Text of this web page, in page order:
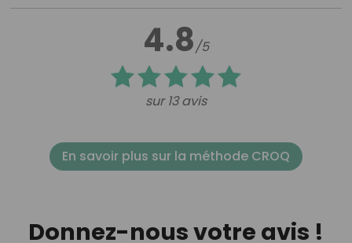
4.8/5
sur 13 avis
En savoir plus sur la méthode CROQ
Donnez-nous votre avis !